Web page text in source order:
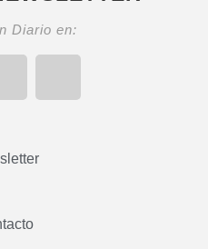
Diario en: